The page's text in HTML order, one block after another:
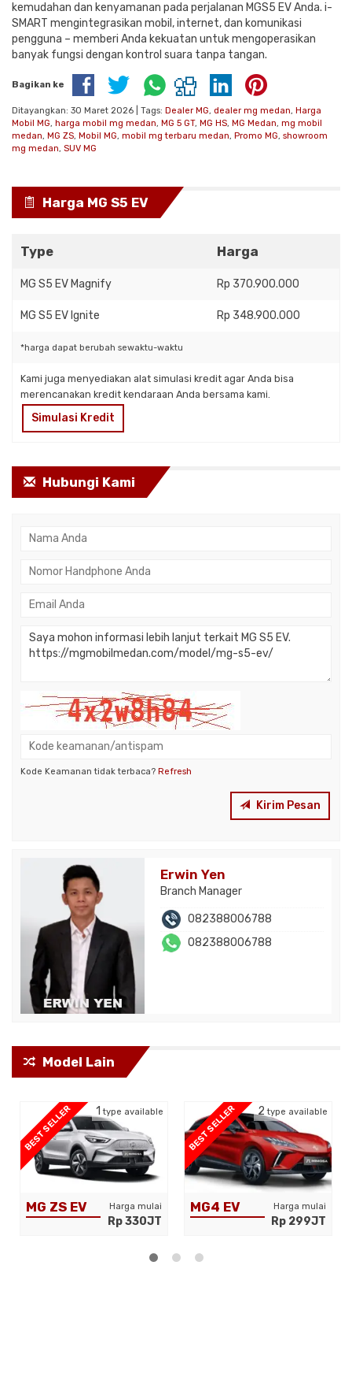
kemudahan dan kenyamanan pada perjalanan MGS5 EV Anda. i-
SMART mengintegrasikan mobil, internet, dan komunikasi
pengguna – memberi Anda kekuatan untuk mengoperasikan
banyak fungsi dengan kontrol suara tanpa tangan.
Bagikan ke
Ditayangkan: 30 Maret 2026 | Tags: Dealer MG, dealer mg medan, Harga
Mobil MG, harga mobil mg medan, MG 5 GT, MG HS, MG Medan, mg mobil
medan, MG ZS, Mobil MG, mobil mg terbaru medan, Promo MG, showroom
mg medan, SUV MG
Harga MG S5 EV
Type Harga
MG S5 EV Magnify Rp 370.900.000
MG S5 EV Ignite Rp 348.900.000
*harga dapat berubah sewaktu-waktu
Kami juga menyediakan alat simulasi kredit agar Anda bisa
merencanakan kredit kendaraan Anda bersama kami.
Simulasi Kredit
Hubungi Kami
Kode Keamanan tidak terbaca? Refresh
Kirim Pesan
Erwin Yen
Branch Manager
082388006788
082388006788
Model Lain
MG ZS EV Harga mulai
Rp 330JT
BEST SELLER 1type available
MG4 EV Harga mulai
Rp 299JT
BEST SELLER 2type available